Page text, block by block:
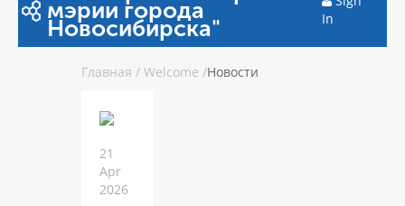
мэрии города
Новосибирска"
In
Главная / Welcome /Новости
21
Apr
2026